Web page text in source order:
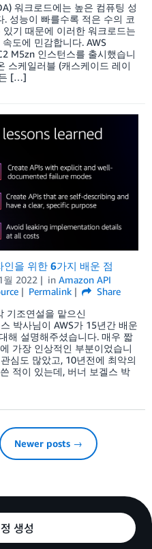
워크로드에는 높은 컴퓨팅 성
성능이 빠를수록 적은 수의 코
기 때문에 이러한 워크로드는
도에 민감합니다. AWS
M5zn 인스턴스를 출시했습니
스케일러블 (캐스케이드 레이
든 […]
을 위한 6가지 배운 점
월 2022 in Amazon API
Permalink
Share
기조연설을 맡으신
박사님이 AWS가 15년간 배운
해 설명해주셨습니다. 매우 짧
가장 인상적인 부분이었습니
심도 많았고, 10년전에 최악의
적이 있는데, 버너 보겔스 박
Newer posts →
생성